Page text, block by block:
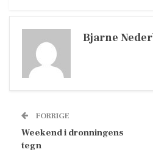
Bjarne
FORRIGE
Weekend i dronningens
tegn